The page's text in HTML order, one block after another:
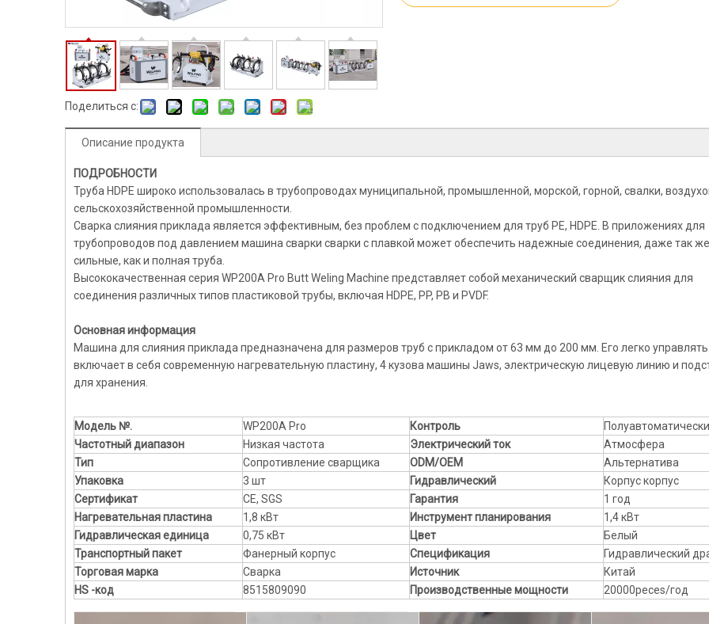
Поделиться с:
Описание продукта
ПОДРОБНОСТИ
Труба HDPE широко использовалась в трубопроводах муниципальной, промышленной, морской, горной, свалки,
сельскохозяйственной промышленности.
Сварка слияния приклада является эффективным, без проблем с подключением для труб PE, HDPE. В приложениях для
трубопроводов под давлением машина сварки сварки с плавкой может обеспечить надежные соединения, даже так же
сильные, как и полная труба.
Высококачественная серия WP200A Pro Butt Weling Machine представляет собой механический сварщик слияния для
соединения различных типов пластиковой трубы, включая HDPE, PP, PB и PVDF.
Основная информация
Машина для слияния приклада предназначена для размеров труб с прикладом от 63 мм до 200 мм. Его легко управлять
включает в себя современную нагревательную пластину, 4 кузова машины Jaws, электрическую лицевую линию и
для хранения.
Модель №. WP200A Pro Контроль
Частотный диапазон
Низкая частота Электрический ток
Атмосфера
Тип
Сопротивление сварщика ODM/OEM
Альтернатива
Упаковка
3 шт Гидравлический
Корпус корпус
Сертификат
CE, SGS Гарантия
1 год
Нагревательная пластина
1,8 кВт Инструмент планирования
1,4 кВт
Гидравлическая единица
0,75 кВт Цвет
Белый
Транспортный пакет
Фанерный корпус Спецификация
Гидравлический
Торговая марка
Сварка Источник
Китай
HS -код
8515809090 Производственные мощности 20000peces/год